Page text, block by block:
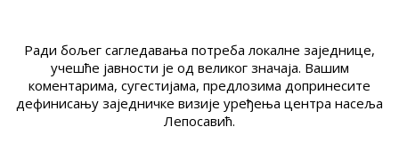
Ради бољег сагледавања потреба локалне заједнице,
учешће јавности је од великог значаја. Вашим
коментарима, сугестијама, предлозима допринесите
дефинисању заједничке визије уређења центра насеља
Лепосавић.